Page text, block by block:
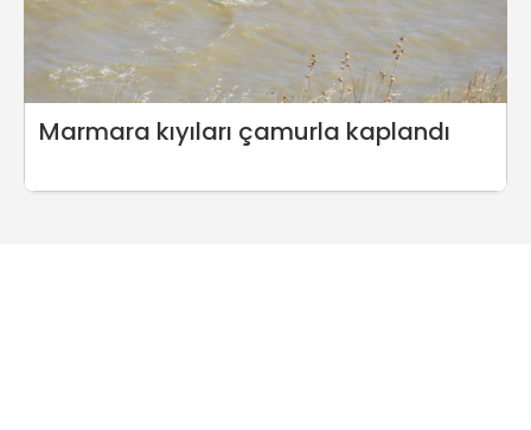
Marmara kıyıları çamurla kaplandı